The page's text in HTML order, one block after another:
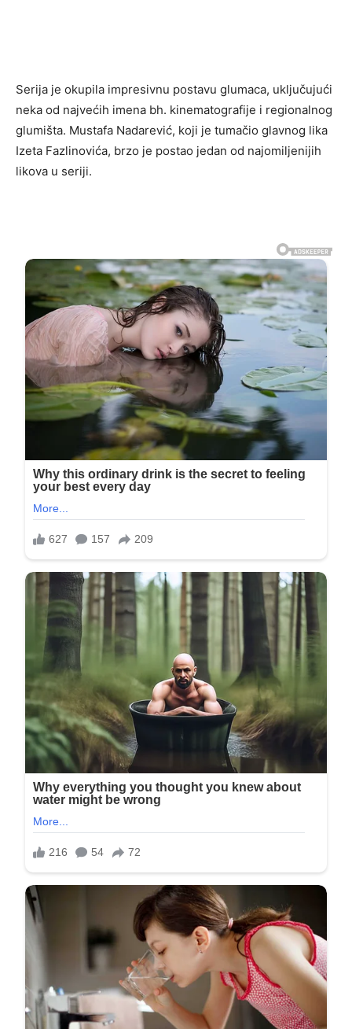
Serija je okupila impresivnu postavu glumaca, uključujući
neka od najvećih imena bh. kinematografije i regionalnog
glumišta. Mustafa Nadarević, koji je tumačio glavnog lika
Izeta Fazlinovića, brzo je postao jedan od najomiljenijih
likova u seriji.